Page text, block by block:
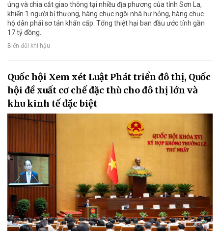
úng và chia cắt giao thông tại nhiều địa phương của tỉnh Sơn La,
khiến 1 người bị thương, hàng chục ngôi nhà hư hỏng, hàng chục
hộ dân phải sơ tán khẩn cấp. Tổng thiệt hại ban đầu ước tính gần
17 tỷ đồng.
Biến đổi khí hậu
Quốc hội Xem xét Luật Phát triển đô thị, Quốc
hội đề xuất cơ chế đặc thù cho đô thị lớn và
khu kinh tế đặc biệt